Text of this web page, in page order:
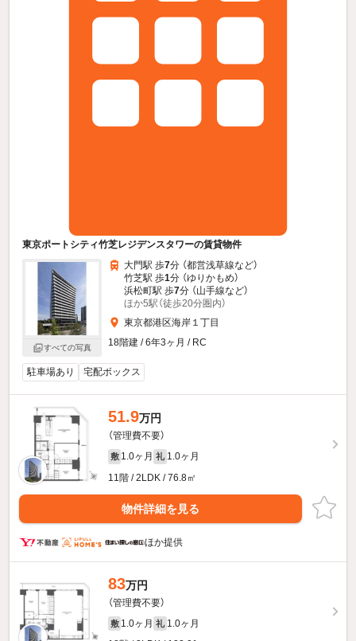
東京ポートシティ竹芝レジデンスタワーの賃貸物件
すべての写真
大門駅 歩7分 （都営浅草線など）
竹芝駅 歩1分 （ゆりかもめ）
浜松町駅 歩7分 （山手線など）
ほか5駅（徒歩20分圏内）
東京都港区海岸１丁目
18階建 / 6年3ヶ月 / RC
駐車場あり 宅配ボックス
51.9万円
（管理費不要）
敷 1.0ヶ月 礼 1.0ヶ月
11階 / 2LDK / 76.8㎡
物件詳細を見る
ほか提供
83万円
（管理費不要）
敷 1.0ヶ月 礼 1.0ヶ月